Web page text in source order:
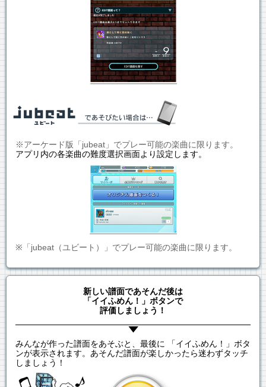
※アーケード版「jubeat」でプレー可能の楽曲に限ります。
アプリ内の各楽曲の難度選択画面より設定します。
※「jubeat（ユビート）」でプレー可能の楽曲に限ります。
新しい譜面であそんだ後は
「イイふめん！」ボタンで
評価しましょう！
みんなが作った譜面をあそぶと、最後に 「イイふめん！」ボタ
ンが表示されます。あそんだ譜面が楽しかったら迷わずタッチ
しましょう！